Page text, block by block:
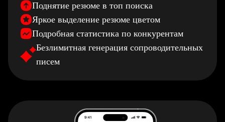
Поднятие резюме в топ поиска
Яркое выделение резюме цветом
Подробная статистика по конкурентам
Безлимитная генерация сопроводительных
писем